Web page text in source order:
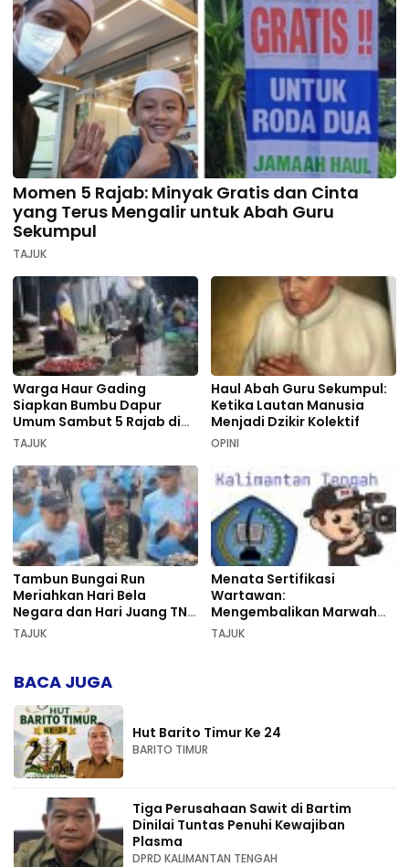
Momen 5 Rajab: Minyak Gratis dan Cinta
yang Terus Mengalir untuk Abah Guru
Sekumpul
TAJUK
Warga Haur Gading
Siapkan Bumbu Dapur
Umum Sambut 5 Rajab di
Sekumpul
TAJUK
Haul Abah Guru Sekumpul:
Ketika Lautan Manusia
Menjadi Dzikir Kolektif
OPINI
Tambun Bungai Run
Meriahkan Hari Bela
Negara dan Hari Juang TNI
AD di Palangka Raya
TAJUK
Menata Sertifikasi
Wartawan:
Mengembalikan Marwah
Pers dan Keadilan
TAJUK
BACA JUGA
Hut Barito Timur Ke 24
BARITO TIMUR
Tiga Perusahaan Sawit di Bartim
Dinilai Tuntas Penuhi Kewajiban
Plasma
DPRD KALIMANTAN TENGAH